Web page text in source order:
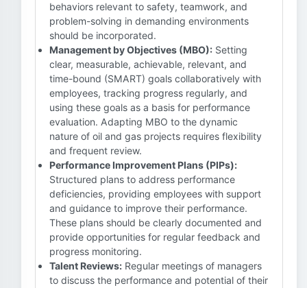
behaviors relevant to safety, teamwork, and
problem-solving in demanding environments
should be incorporated.
Management by Objectives (MBO): Setting
clear, measurable, achievable, relevant, and
time-bound (SMART) goals collaboratively with
employees, tracking progress regularly, and
using these goals as a basis for performance
evaluation. Adapting MBO to the dynamic
nature of oil and gas projects requires flexibility
and frequent review.
Performance Improvement Plans (PIPs):
Structured plans to address performance
deficiencies, providing employees with support
and guidance to improve their performance.
These plans should be clearly documented and
provide opportunities for regular feedback and
progress monitoring.
Talent Reviews: Regular meetings of managers
to discuss the performance and potential of their